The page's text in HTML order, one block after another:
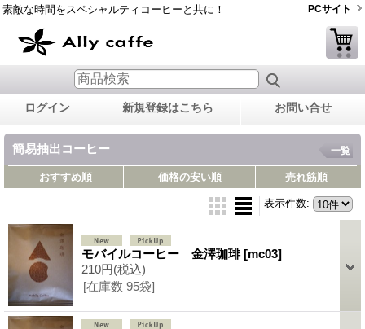
素敵な時間をスペシャルティコーヒーと共に！ PCサイト
ログイン 新規登録はこちら お問い合せ
簡易抽出コーヒー 一覧
おすすめ順 価格の安い順 売れ筋順
表示件数:
モバイルコーヒー 金澤珈琲[mc03]
210円(税込)
[在庫数 95袋]